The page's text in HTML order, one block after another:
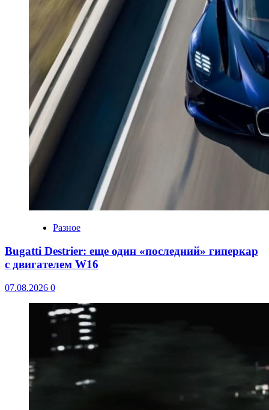
Разное
Bugatti Destrier: еще один «последний» гиперкар
с двигателем W16
07.08.2026 0